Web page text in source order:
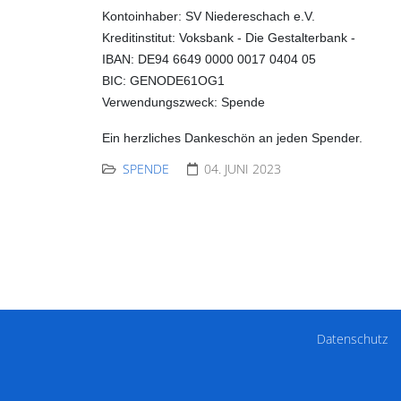
Kontoinhaber: SV Niedereschach e.V.
Kreditinstitut: Voksbank - Die Gestalterbank -
IBAN: DE94 6649 0000 0017 0404 05
BIC: GENODE61OG1
Verwendungszweck: Spende
Ein herzliches Dankeschön an jeden Spender.
SPENDE 04. JUNI 2023
Datenschutz